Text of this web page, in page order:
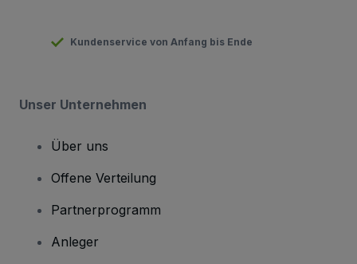
Kundenservice von Anfang bis Ende
Unser Unternehmen
Über uns
Offene Verteilung
Partnerprogramm
Anleger